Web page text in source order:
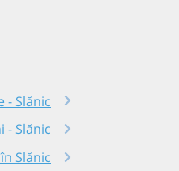
- Slănic
- Slănic
Slănic